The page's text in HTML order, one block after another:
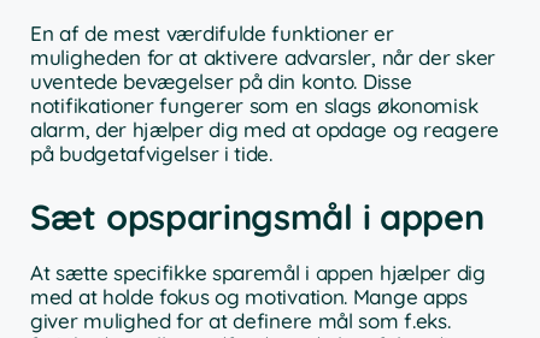
En af de mest værdifulde funktioner er
muligheden for at aktivere advarsler, når der sker
uventede bevægelser på din konto. Disse
notifikationer fungerer som en slags økonomisk
alarm, der hjælper dig med at opdage og reagere
på budgetafvigelser i tide.
Sæt opsparingsmål i appen
At sætte specifikke sparemål i appen hjælper dig
med at holde fokus og motivation. Mange apps
giver mulighed for at definere mål som f.eks.